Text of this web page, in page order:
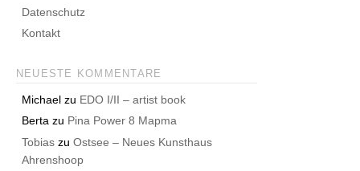
Datenschutz
Kontakt
NEUESTE KOMMENTARE
Michael zu EDO I/II – artist book
Berta zu Pina Power 8 Mapma
Tobias zuOstsee – Neues Kunsthaus
Ahrenshoop